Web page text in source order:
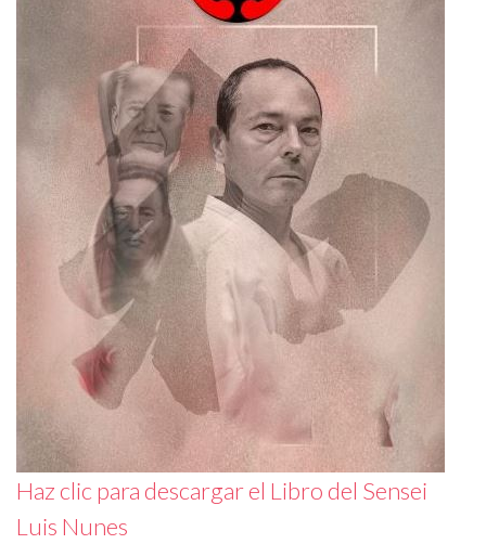
Haz clic para descargar el Libro del Sensei
Luis Nunes